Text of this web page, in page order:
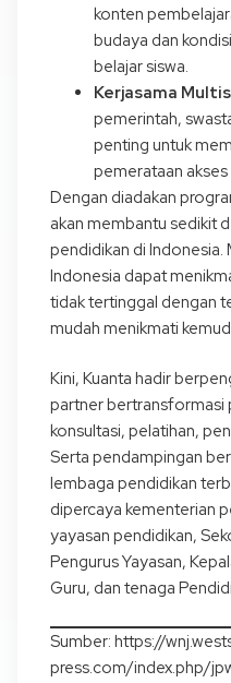
konten
budaya dan
belajar siswa.
Kerjasama
pemerintah,
penting untuk
pemerataan
Dengan diadakan
akan membantu sedikit
pendidikan di Indonesia.
Indonesia dapat
tidak tertinggal dengan
mudah menikmati
Kini, Kuanta hadir
partner bertransformasi
konsultasi, pelatihan,
Serta pendampingan
lembaga pendidikan
dipercaya kementerian
yayasan pendidikan,
Pengurus Yayasan,
Guru, dan tenaga
Sumber: https://
press.com/index.php/